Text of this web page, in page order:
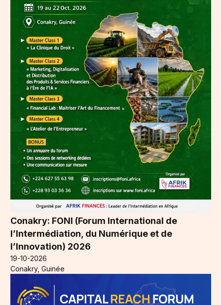
Conakry: FONI (Forum International de
l’Intermédiation, du Numérique et de
l’Innovation) 2026
19-10-2026
Conakry, Guinée